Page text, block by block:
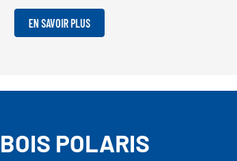
EN SAVOIR PLUS
POLARIS